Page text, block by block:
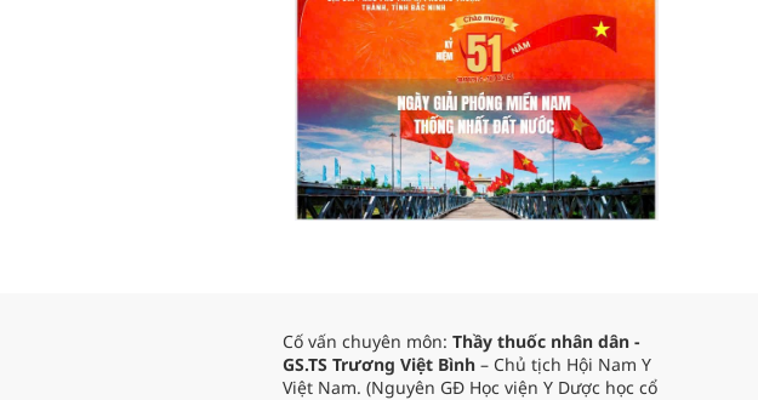
Cố vấn chuyên môn: Thầy thuốc nhân dân -
GS.TS Trương Việt Bình – Chủ tịch Hội Nam Y
Việt Nam. (Nguyên GĐ Học viện Y Dược học cổ